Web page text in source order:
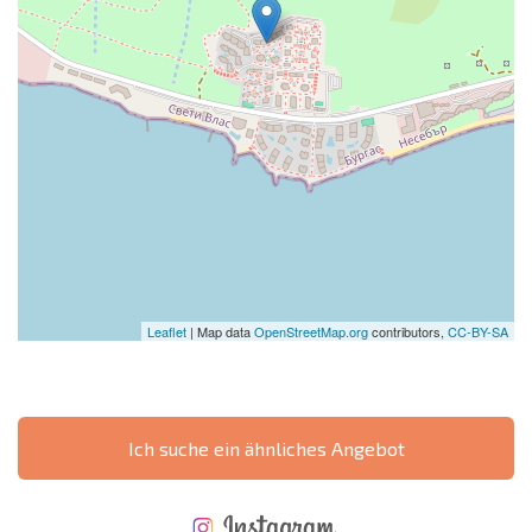
Leaflet | Map dataOpenStreetMap.orgcontributors, CC-BY-SA
Ich suche ein ähnliches Angebot